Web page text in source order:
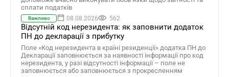
сплати податків
Важливо 08.08.2026 562
Відсутній код нерезидента: як заповнити додаток
ПН до декларації з прибутку
Поле «Код нерезидента в країні резиденції» додатка ПН до
Декларації заповнюється за наявності інформації про код
нерезидента, у разі відсутності інформації – поле не
заповнюється або заповнюється з прокресленням